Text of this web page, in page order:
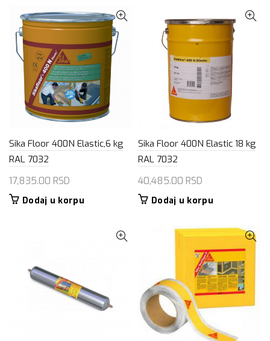
Sika Floor 400N Elastic,6 kg
RAL 7032
17,835.00 RSD
Dodaj u korpu
Sika Floor 400N Elastic 18 kg
RAL 7032
40,485.00 RSD
Dodaj u korpu